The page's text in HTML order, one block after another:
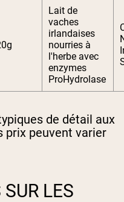
Lait de
vaches
irlandaises
nourries à
l'herbe avec
enzymes
ProHydrolase
de détail aux
prix peuvent varier
LES